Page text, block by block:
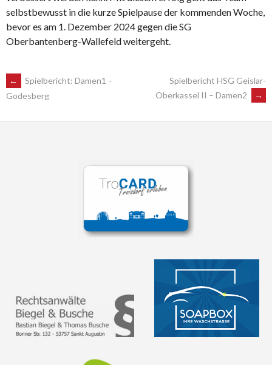
selbstbewusst in die kurze Spielpause der kommenden Woche,
bevor es am 1. Dezember 2024 gegen die SG
Oberbantenberg-Wallefeld weitergeht.
POST
NAVIGATION
←
Spielbericht: Damen1 –
Godesberg
Spielbericht HSG Geislar-
Oberkassel II – Damen2
→